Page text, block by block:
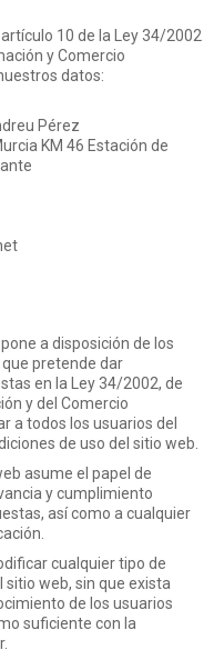
10 de la Ley 34/2002
y Comercio
datos:
Pérez
KM 46 Estación de
a disposición de los
pretende dar
en la Ley 34/2002, de
y del Comercio
a todos los usuarios del
de uso del sitio web.
asume el papel de
y cumplimiento
así como a cualquier
cualquier tipo de
web, sin que exista
de los usuarios
suficiente con la